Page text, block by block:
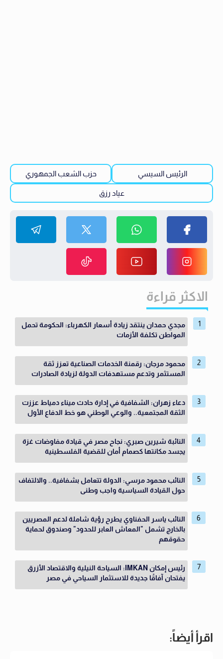
الرئيس السيسي حزب الشعب الجمهوري
عياد رزق
الاكثر قراءة
مجدي حمدان ينتقد زيادة أسعار الكهرباء: الحكومة تحمل
المواطن تكلفة الأزمات
محمود مرجان: رقمنة الخدمات الصناعية تعزز ثقة
المستثمر وتدعم مستهدفات الدولة لزيادة الصادرات
دعاء زهران: الشفافية في إدارة حادث ميناء دمياط عززت
الثقة المجتمعية.. والوعي الوطني هو خط الدفاع الأول
النائبة شيرين صبري: نجاح مصر في قيادة مفاوضات غزة
يجسد مكانتها كصمام أمان للقضية الفلسطينية
النائب محمود مرسي: الدولة تتعامل بشفافية.. والالتفاف
حول القيادة السياسية واجب وطنى
النائب ياسر الحفناوي يطرح رؤية شاملة لدعم المصريين
بالخارج تشمل "المعاش العابر للحدود" وصندوق لحماية
حقوقهم
رئيس إمكان IMKAN: السياحة النيلية والاقتصاد الأزرق
يفتحان آفاقًا جديدة للاستثمار السياحي في مصر
اقرأ أيضاً: